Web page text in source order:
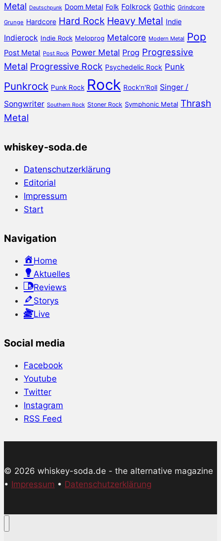
Metal Deutschpunk Doom Metal Folk Folkrock Gothic Grindcore
Grunge Hardcore Hard Rock Heavy Metal Indie
Indierock Indie Rock Meloprog Metalcore Modern Metal Pop
Post Metal Post Rock Power Metal Prog Progressive
Metal Progressive Rock Psychedelic Rock Punk
Punkrock Punk Rock Rock Rock'n'Roll Singer /
Songwriter Southern Rock Stoner Rock Symphonic Metal Thrash
Metal
whiskey-soda.de
Datenschutzerklärung
Editorial
Impressum
Start
Navigation
Home
Aktuelles
Reviews
Storys
Live
Social media
Facebook
Youtube
Twitter
Instagram
RSS Feed
© 2026 whiskey-soda.de - the alternative magazine
• Impressum • Datenschutzerklärung